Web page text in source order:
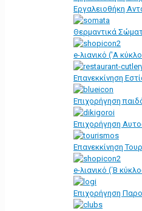
Εργαλειοθήκη
Θερμαντικά
e-λιανικό ('Α
Επανεκκίνηση
Επιχορήγηση
Επιχορήγηση
Επανεκκίνηση
e-λιανικό (΄Β
Επιχορήγηση